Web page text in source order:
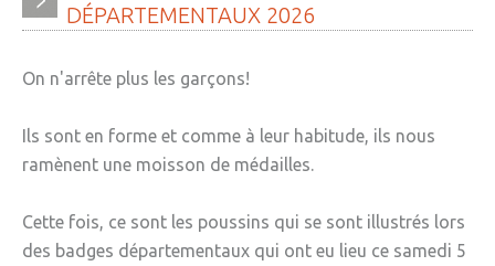
DÉPARTEMENTAUX 2026
On n'arrête plus les garçons!
Ils sont en forme et comme à leur habitude, ils nous
ramènent une moisson de médailles.
Cette fois, ce sont les poussins qui se sont illustrés lors
des badges départementaux qui ont eu lieu ce samedi 5